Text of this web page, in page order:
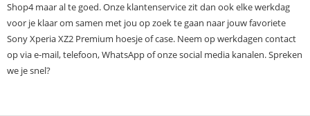
Shop4 maar al te goed. Onze klantenservice zit dan ook elke werkdag
voor je klaar om samen met jou op zoek te gaan naar jouw favoriete
Sony Xperia XZ2 Premium hoesje of case. Neem op werkdagen contact
op via e-mail, telefoon, WhatsApp of onze social media kanalen. Spreken
we je snel?